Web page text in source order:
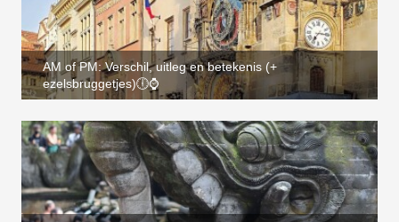
AM of PM: Verschil, uitleg en betekenis (+
ezelsbruggetjes)🕕⌚